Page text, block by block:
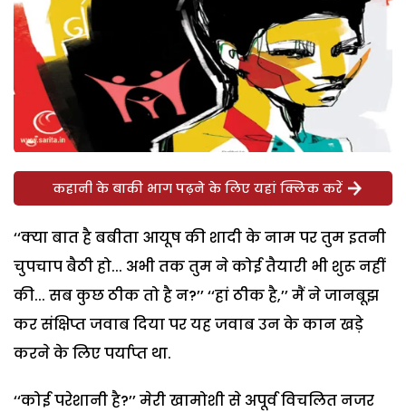
कहानी के बाकी भाग पढ़ने के लिए यहां क्लिक करें
‘‘क्या बात है बबीता आयूष की शादी के नाम पर तुम इतनी
चुपचाप बैठी हो... अभी तक तुम ने कोई तैयारी भी शुरू नहीं
की... सब कुछ ठीक तो है न?’’ ‘‘हां ठीक है,’’ मैं ने जानबूझ
कर संक्षिप्त जवाब दिया पर यह जवाब उन के कान खड़े
करने के लिए पर्याप्त था.
‘‘कोई परेशानी है?’’ मेरी खामोशी से अपूर्व विचलित नजर